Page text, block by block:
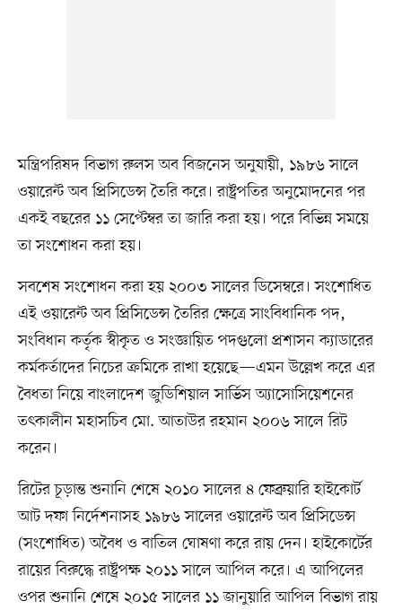
মন্ত্রিপরিষদ বিভাগ রুলস অব বিজনেস অনুযায়ী, ১৯৮৬ সালে
ওয়ারেন্ট অব প্রিসিডেন্স তৈরি করে। রাষ্ট্রপতির অনুমোদনের পর
একই বছরের ১১ সেপ্টেম্বর তা জারি করা হয়। পরে বিভিন্ন সময়ে
তা সংশোধন করা হয়।
সবশেষ সংশোধন করা হয় ২০০৩ সালের ডিসেম্বরে। সংশোধিত
এই ওয়ারেন্ট অব প্রিসিডেন্স তৈরির ক্ষেত্রে সাংবিধানিক পদ,
সংবিধান কর্তৃক স্বীকৃত ও সংজ্ঞায়িত পদগুলো প্রশাসন ক্যাডারের
কর্মকর্তাদের নিচের ক্রমিকে রাখা হয়েছে—এমন উল্লেখ করে এর
বৈধতা নিয়ে বাংলাদেশ জুডিশিয়াল সার্ভিস অ্যাসোসিয়েশনের
তৎকালীন মহাসচিব মো. আতাউর রহমান ২০০৬ সালে রিট
করেন।
রিটের চূড়ান্ত শুনানি শেষে ২০১০ সালের ৪ ফেব্রুয়ারি হাইকোর্ট
আট দফা নির্দেশনাসহ ১৯৮৬ সালের ওয়ারেন্ট অব প্রিসিডেন্স
(সংশোধিত) অবৈধ ও বাতিল ঘোষণা করে রায় দেন। হাইকোর্টের
রায়ের বিরুদ্ধে রাষ্ট্রপক্ষ ২০১১ সালে আপিল করে। এ আপিলের
ওপর শুনানি শেষে ২০১৫ সালের ১১ জানুয়ারি আপিল বিভাগ রায়